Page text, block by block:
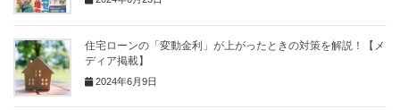
住宅ローンの「変動金利」が上がったときの対策を解説！【メ
ディア掲載】
2024年6月9日